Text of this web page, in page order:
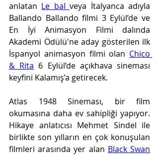
anlatan Le bal veya İtalyanca adıyla
Ballando Ballando filmi 3 Eylül’de ve
En İyi Animasyon Filmi dalında
Akademi Ödülü'ne aday gösterilen ilk
İspanyol animasyon filmi olan Chico
& Rita 6 Eylül’de açıkhava sineması
keyfini Kalamış’a getirecek.
Atlas 1948 Sineması, bir film
okumasına daha ev sahipliği yapıyor.
Hikaye anlatıcısı Mehmet Sindel ile
birlikte son yılların en çok konuşulan
filmleri arasında yer alan Black Swan